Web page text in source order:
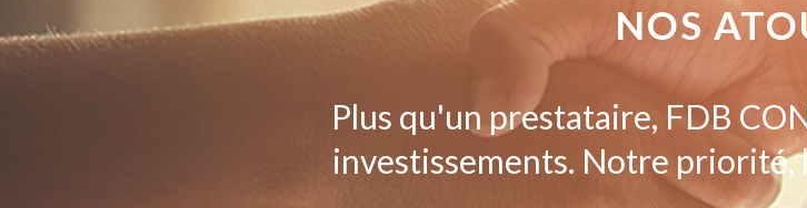
NOS
Plus qu'un prestataire, FDB
investissements. Notre priorité,